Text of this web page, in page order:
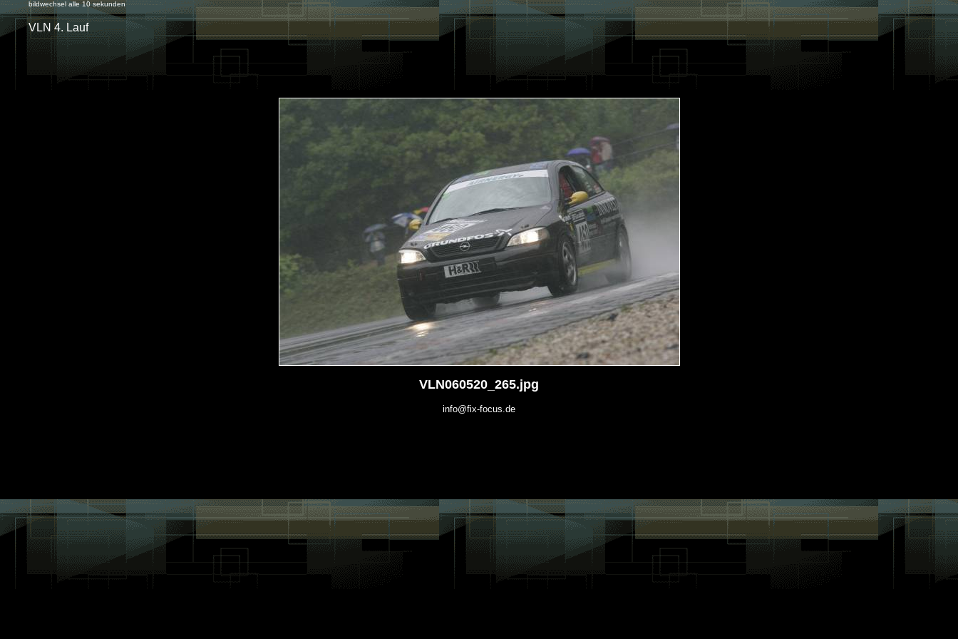
bildwechsel alle 10 sekunden
VLN 4. Lauf
VLN060520_265.jpg
info@fix-focus.de